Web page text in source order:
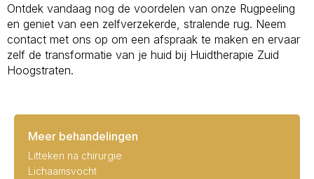
Ontdek vandaag nog de voordelen van onze Rugpeeling
en geniet van een zelfverzekerde, stralende rug. Neem
contact met ons op om een afspraak te maken en ervaar
zelf de transformatie van je huid bij Huidtherapie Zuid
Hoogstraten.
Meer behandelingen
Litteken na chirurgie
Lichaamsvocht